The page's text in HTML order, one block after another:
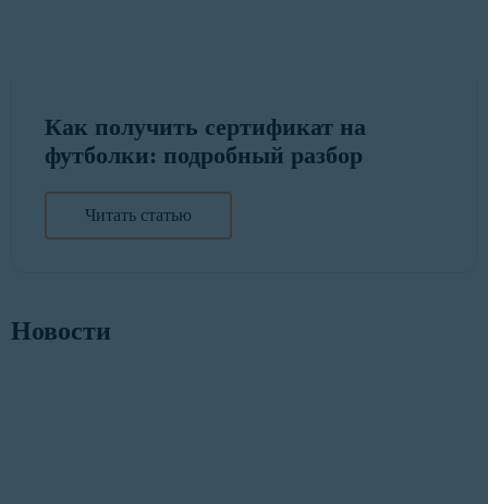
Как получить сертификат на
футболки: подробный разбор
Читать статью
Новости